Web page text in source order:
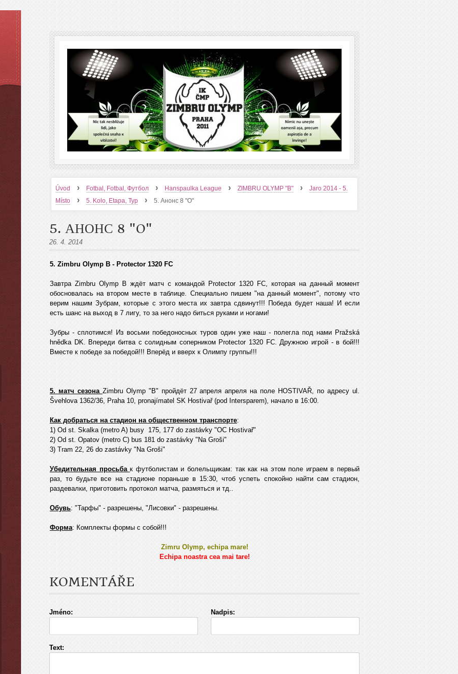
Úvod › Fotbal, Fotbal, Футбол › Hanspaulka League › ZIMBRU OLYMP "B" ›
Jaro 2014 - 5.
Místo
› 5. Kolo, Etapa, Тур › 5. Анонс 8 "O"
5. АНОНС 8 "O"
26. 4. 2014
5. Zimbru Olymp B - Protector 1320 FC
Завтра Zimbru Olymp B ждёт матч с командой Protector 1320 FC, которая на данный момент
обосновалась на втором месте в таблице. Специально пишем "на данный момент", потому что
верим нашим Зубрам, которые с этого места их завтра сдвинут!!! Победа будет наша! И если
есть шанс на выход в 7 лигу, то за него надо биться руками и ногами!
Зубры - сплотимся! Из восьми победоносных туров один уже наш - полегла под нами Pražská
hnědka DK. Впереди битва с солидным соперником Protector 1320 FC. Дружною игрой - в бой!!!
Вместе к победе за победой!!! Вперёд и вверх к Олимпу группы!!!
5. матч сезона Zimbru Оlymp "B" пройдёт 27 апреля апреля на поле HOSTIVAŘ, по адресу ul.
Švehlova 1362/36, Praha 10, pronajímatel SK Hostivař (pod Intersparem), начало в 16:00.
Как добраться на стадион на общественном транспорте:
1) Od st. Skalka (metro A) busy 175, 177 do zastávky "OC Hostivař"
2) Оd st. Opatov (metro C) bus 181 do zastávky "Na Groši"
3) Тram 22, 26 do zastávky "Na Groši"
Убедительная просьбак футболистам и болельщикам: так как на этом поле играем в первый
раз, то будьте все на стадионе пораньше в 15:30, чтоб успеть спокойно найти сам стадион,
раздевалки, приготовить протокол матча, размяться и тд..
Обувь: "Тарфы" - разрешены, "Лисовки" - разрешены.
Форма: Комплекты формы с собой!!!
Zimru Olymp, echipa mare!
Echipa noastra cea mai tare!
KOMENTÁŘE
Jméno: Nadpis:
Text: